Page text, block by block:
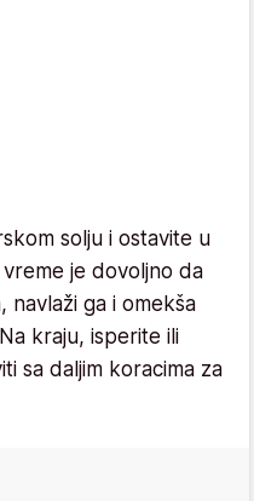
solju i ostavite u
je dovoljno da
ga i omekša
kraju, isperite ili
sa daljim koracima za